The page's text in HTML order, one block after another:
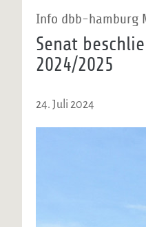
Info dbb-hamburg
Senat
2024/2025
24. Juli 2024